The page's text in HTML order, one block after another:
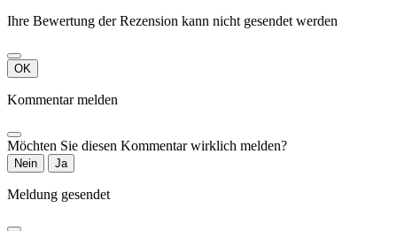
Ihre Bewertung der Rezension kann nicht gesendet werden
OK
Kommentar melden
Möchten Sie diesen Kommentar wirklich melden?
Nein Ja
Meldung gesendet